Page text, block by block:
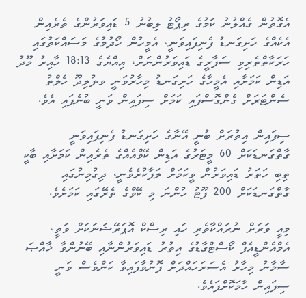
އެގޮތުން ގެއްލުނު ކަމުގެ ރިޕޯޓު ލިބުނު 5 ޑައިވަރުންގެ ތެރެއިން
އެކެއްގެ ހަށިގަނޑު ފެނިފައިވަނީ، އެމީހުން ހޯދުމުގެ މަސައްކަތުގައި
ހަރަކާތްތެރިވި ސަފާރީގެ ޑައިވަރުންނަށް، އިއްޔެގެ 18:13 ހާއިރު މޫދު
އަޑިން ކަމަށާއި އެމީހާގެ ހަށިގަނޑު މިހާރުވަނީ ވ.ފުލިދޫ ހެލްތު
ސެންޓަރަށް ގެންގޮސްފައި ކަމަށް ސިފައިން ވަނީ ބުނެފައި އެވެ.
ސިފައިން އިތުރަށް ބުނީ އޭނާގެ ހަށިގަނޑު ފެނިފައިވަނީ
ގާތްގަނޑަކަށް 60 މީޓަރުގެ އަޑިން ކޭވްއެއްގެ ތެރެއިން ކަމަށާއި ބާކީ
ތިބި ހަތަރު ޑައިވަރުން ވީކަމަށް ލަފާކުރެވެނީ، ދިގުމިނުގައި
ގާތްގަނޑަކަށް 200 ފޫޓު ހުންނަ މި ކޭވްގެ ތެރޭގައި ކަމަށެވެ.
މިއީ ވަރަށް ނުރައްކާތެރި ހައި ރިސްކް އޮޕަރޭޝަނަކަށް ވަތީ،
އެމްއެންޑީއެފް ކޯސްޓްގާޑުގެ އިތުރު ޑައިވަރުންނާއި ބޭނުންވާ ޚާއްޞަ
ސާމާނު މިހާރު އެސަރަހައްދަށް ފޮނުވާފައިވާ ކަންވެސް ވަނީ
ސިފައިން ހާމަކޮށްފައެވެ.